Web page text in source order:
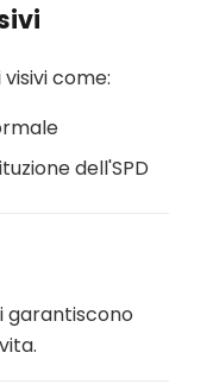
come:
dell'SPD
garantiscono